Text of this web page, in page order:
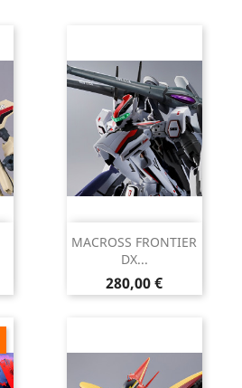
MACROSS FRONTIER
DX...
Prix
280,00 €